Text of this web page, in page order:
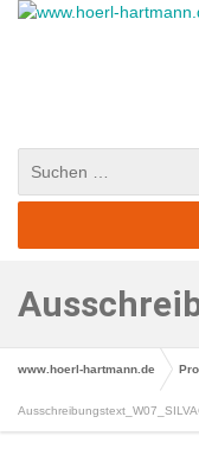
www.hoerl-hartmann.de